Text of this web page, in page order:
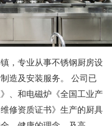
，专业从事不锈钢厨房设
造及安装服务。 公司已
、和电磁炉《全国工业产
修资质证书》生产的厨具